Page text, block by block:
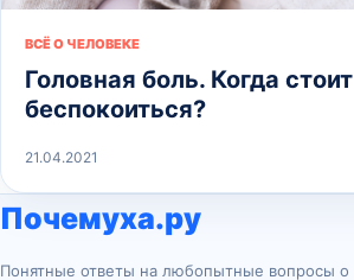
ВСЁ О ЧЕЛОВЕКЕ
Головная боль. Когда стоит
беспокоиться?
21.04.2021
Почемуха.ру
Понятные ответы на любопытные вопросы о